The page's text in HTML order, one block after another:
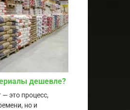
дешевле?
это процесс,
но и